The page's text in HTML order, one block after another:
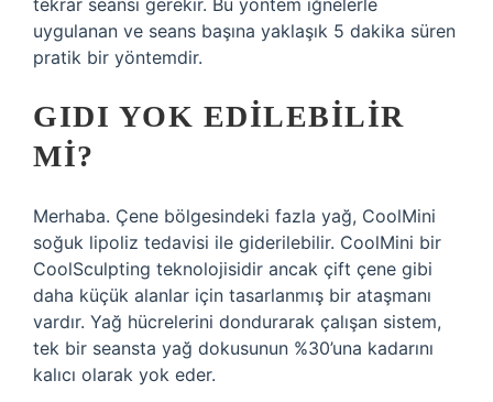
tekrar seansı gerekir. Bu yöntem iğnelerle
uygulanan ve seans başına yaklaşık 5 dakika süren
pratik bir yöntemdir.
GIDI YOK EDILEBILIR
MI?
Merhaba. Çene bölgesindeki fazla yağ, CoolMini
soğuk lipoliz tedavisi ile giderilebilir. CoolMini bir
CoolSculpting teknolojisidir ancak çift çene gibi
daha küçük alanlar için tasarlanmış bir ataşmanı
vardır. Yağ hücrelerini dondurarak çalışan sistem,
tek bir seansta yağ dokusunun %30’una kadarını
kalıcı olarak yok eder.